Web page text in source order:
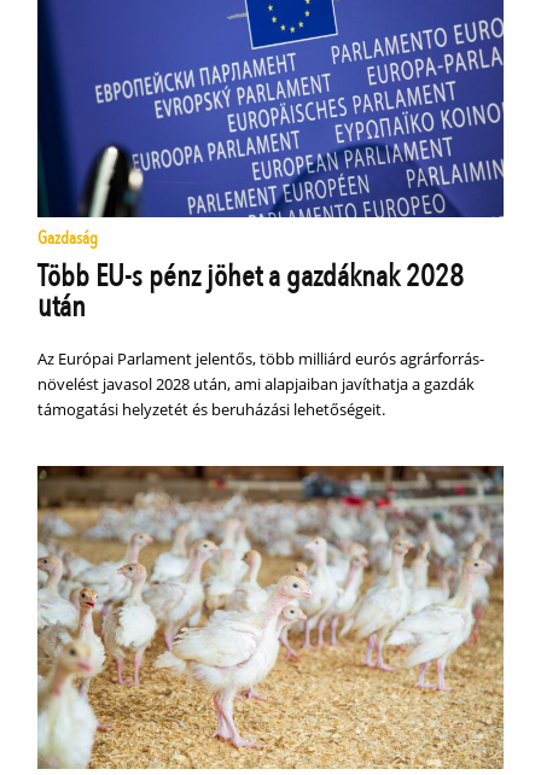
Gazdaság
Több EU-s pénz jöhet a gazdáknak 2028
után
Az Európai Parlament jelentős, több milliárd eurós agrárforrás-
növelést javasol 2028 után, ami alapjaiban javíthatja a gazdák
támogatási helyzetét és beruházási lehetőségeit.